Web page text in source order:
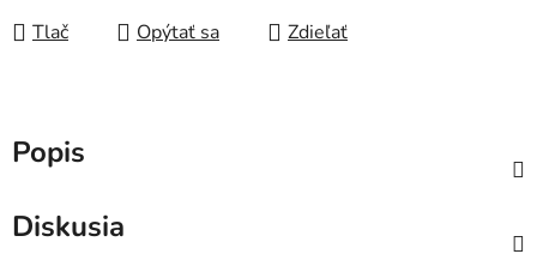
Tlač Opýtať sa Zdieľať
Popis
Diskusia